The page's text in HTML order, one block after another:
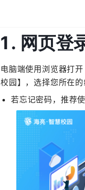
电脑端使用浏览器打开 ​
校园】，选择您所在的
若忘记密码，推荐